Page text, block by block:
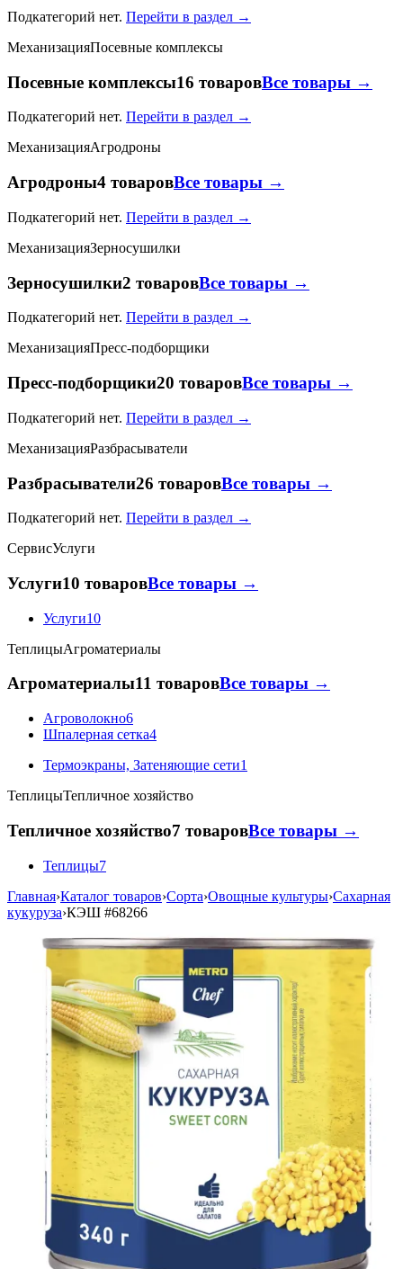
Подкатегорий нет. Перейти в раздел →
МеханизацияПосевные комплексы
Посевные комплексы16 товаровВсе товары →
Подкатегорий нет. Перейти в раздел →
МеханизацияАгродроны
Агродроны4 товаровВсе товары →
Подкатегорий нет. Перейти в раздел →
МеханизацияЗерносушилки
Зерносушилки2 товаровВсе товары →
Подкатегорий нет. Перейти в раздел →
МеханизацияПресс-подборщики
Пресс-подборщики20 товаровВсе товары →
Подкатегорий нет. Перейти в раздел →
МеханизацияРазбрасыватели
Разбрасыватели26 товаровВсе товары →
Подкатегорий нет. Перейти в раздел →
СервисУслуги
Услуги10 товаровВсе товары →
Услуги10
ТеплицыАгроматериалы
Агроматериалы11 товаровВсе товары →
Агроволокно6
Шпалерная сетка4
Термоэкраны, Затеняющие сети1
ТеплицыТепличное хозяйство
Тепличное хозяйство7 товаровВсе товары →
Теплицы7
Главная›Каталог товаров›Сорта›Овощные культуры›Сахарная
кукуруза›КЭШ #68266